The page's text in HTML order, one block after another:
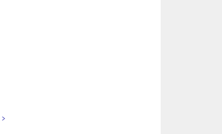
>